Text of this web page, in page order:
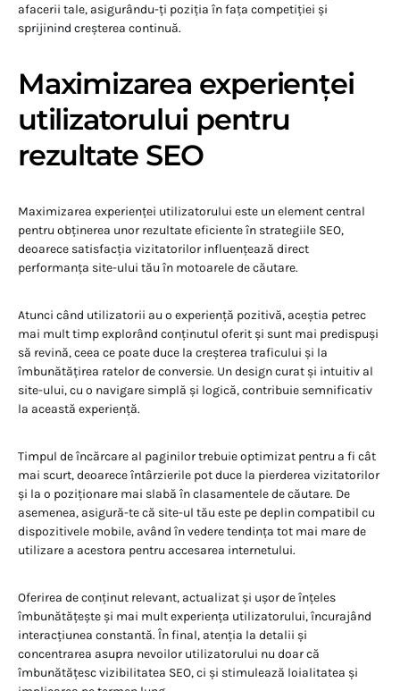
afacerii tale, asigurându-ți poziția în fața competiției și
sprijinind creșterea continuă.
Maximizarea experienței
utilizatorului pentru
rezultate SEO
Maximizarea experienței utilizatorului este un element central
pentru obținerea unor rezultate eficiente în strategiile SEO,
deoarece satisfacția vizitatorilor influențează direct
performanța site-ului tău în motoarele de căutare.
Atunci când utilizatorii au o experiență pozitivă, aceștia petrec
mai mult timp explorând conținutul oferit și sunt mai predispuși
să revină, ceea ce poate duce la creșterea traficului și la
îmbunătățirea ratelor de conversie. Un design curat și intuitiv al
site-ului, cu o navigare simplă și logică, contribuie semnificativ
la această experiență.
Timpul de încărcare al paginilor trebuie optimizat pentru a fi cât
mai scurt, deoarece întârzierile pot duce la pierderea vizitatorilor
și la o poziționare mai slabă în clasamentele de căutare. De
asemenea, asigură-te că site-ul tău este pe deplin compatibil cu
dispozitivele mobile, având în vedere tendința tot mai mare de
utilizare a acestora pentru accesarea internetului.
Oferirea de conținut relevant, actualizat și ușor de înțeles
îmbunătățește și mai mult experiența utilizatorului, încurajând
interacțiunea constantă. În final, atenția la detalii și
concentrarea asupra nevoilor utilizatorului nu doar că
îmbunătățesc vizibilitatea SEO, ci și stimulează loialitatea și